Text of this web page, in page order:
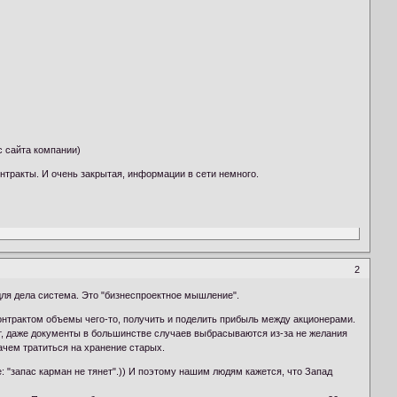
сайта компании)
И очень закрытая, информации в сети немного.
2
дела система. Это "бизнеспроектное мышление".
объемы чего-то, получить и поделить прибыль между акционерами.
даже документы в большинстве случаев выбрасываются из-за не желания
тратиться на хранение старых.
"запас карман не тянет".)) И поэтому нашим людям кажется, что Запад